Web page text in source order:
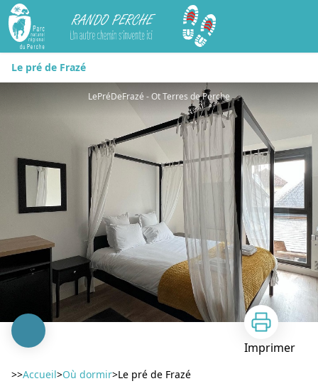
Rando Perche
Le pré de Frazé
LePréDeFrazé - Ot Terres de Perche
Imprimer
>>Accueil>Où dormir>Le pré de Frazé